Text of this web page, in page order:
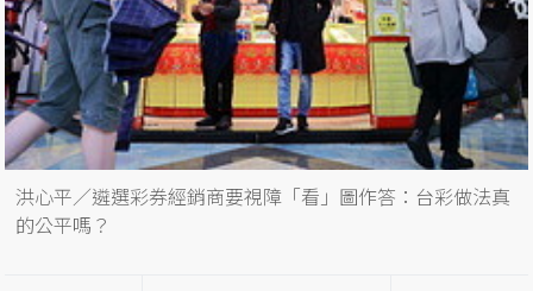
洪心平／遴選彩券經銷商要視障「看」圖作答：台彩做法真
的公平嗎？